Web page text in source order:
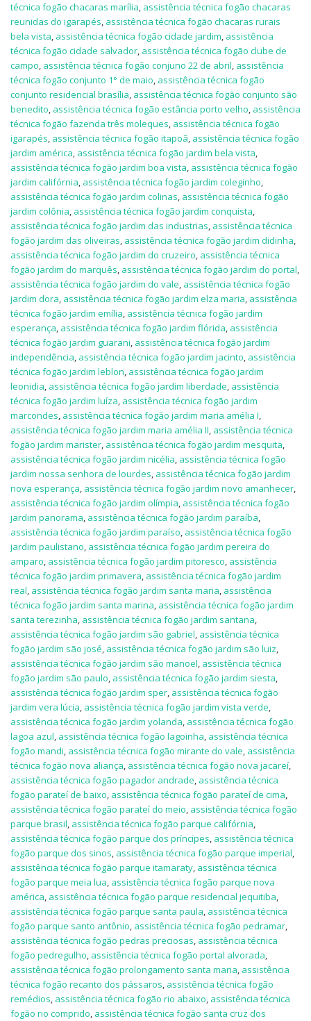
técnica fogão chacaras marília, assistência técnica fogão chacaras
reunidas do igarapés, assistência técnica fogão chacaras rurais
bela vista, assistência técnica fogão cidade jardim, assistência
técnica fogão cidade salvador, assistência técnica fogão clube de
campo, assistência técnica fogão conjuno 22 de abril, assistência
técnica fogão conjunto 1° de maio, assistência técnica fogão
conjunto residencial brasília, assistência técnica fogão conjunto são
benedito, assistência técnica fogão estância porto velho, assistência
técnica fogão fazenda três moleques, assistência técnica fogão
igarapés, assistência técnica fogão itapoã, assistência técnica fogão
jardim américa, assistência técnica fogão jardim bela vista,
assistência técnica fogão jardim boa vista, assistência técnica fogão
jardim califórnia, assistência técnica fogão jardim coleginho,
assistência técnica fogão jardim colinas, assistência técnica fogão
jardim colônia, assistência técnica fogão jardim conquista,
assistência técnica fogão jardim das industrias, assistência técnica
fogão jardim das oliveiras, assistência técnica fogão jardim didinha,
assistência técnica fogão jardim do cruzeiro, assistência técnica
fogão jardim do marquês, assistência técnica fogão jardim do portal,
assistência técnica fogão jardim do vale, assistência técnica fogão
jardim dora, assistência técnica fogão jardim elza maria, assistência
técnica fogão jardim emília, assistência técnica fogão jardim
esperança, assistência técnica fogão jardim flórida, assistência
técnica fogão jardim guarani, assistência técnica fogão jardim
independência, assistência técnica fogão jardim jacinto, assistência
técnica fogão jardim leblon, assistência técnica fogão jardim
leonidia, assistência técnica fogão jardim liberdade, assistência
técnica fogão jardim luíza, assistência técnica fogão jardim
marcondes, assistência técnica fogão jardim maria amélia I,
assistência técnica fogão jardim maria amélia II, assistência técnica
fogão jardim marister, assistência técnica fogão jardim mesquita,
assistência técnica fogão jardim nicélia, assistência técnica fogão
jardim nossa senhora de lourdes, assistência técnica fogão jardim
nova esperança, assistência técnica fogão jardim novo amanhecer,
assistência técnica fogão jardim olímpia, assistência técnica fogão
jardim panorama, assistência técnica fogão jardim paraíba,
assistência técnica fogão jardim paraíso, assistência técnica fogão
jardim paulistano, assistência técnica fogão jardim pereira do
amparo, assistência técnica fogão jardim pitoresco, assistência
técnica fogão jardim primavera, assistência técnica fogão jardim
real, assistência técnica fogão jardim santa maria, assistência
técnica fogão jardim santa marina, assistência técnica fogão jardim
santa terezinha, assistência técnica fogão jardim santana,
assistência técnica fogão jardim são gabriel, assistência técnica
fogão jardim são josé, assistência técnica fogão jardim são luiz,
assistência técnica fogão jardim são manoel, assistência técnica
fogão jardim são paulo, assistência técnica fogão jardim siesta,
assistência técnica fogão jardim sper, assistência técnica fogão
jardim vera lúcia, assistência técnica fogão jardim vista verde,
assistência técnica fogão jardim yolanda, assistência técnica fogão
lagoa azul, assistência técnica fogão lagoinha, assistência técnica
fogão mandi, assistência técnica fogão mirante do vale, assistência
técnica fogão nova aliança, assistência técnica fogão nova jacareí,
assistência técnica fogão pagador andrade, assistência técnica
fogão parateí de baixo, assistência técnica fogão parateí de cima,
assistência técnica fogão parateí do meio, assistência técnica fogão
parque brasil, assistência técnica fogão parque califórnia,
assistência técnica fogão parque dos príncipes, assistência técnica
fogão parque dos sinos, assistência técnica fogão parque imperial,
assistência técnica fogão parque itamaraty, assistência técnica
fogão parque meia lua, assistência técnica fogão parque nova
américa, assistência técnica fogão parque residencial jequitiba,
assistência técnica fogão parque santa paula, assistência técnica
fogão parque santo antônio, assistência técnica fogão pedramar,
assistência técnica fogão pedras preciosas, assistência técnica
fogão pedregulho, assistência técnica fogão portal alvorada,
assistência técnica fogão prolongamento santa maria, assistência
técnica fogão recanto dos pássaros, assistência técnica fogão
remédios, assistência técnica fogão rio abaixo, assistência técnica
fogão rio comprido, assistência técnica fogão santa cruz dos